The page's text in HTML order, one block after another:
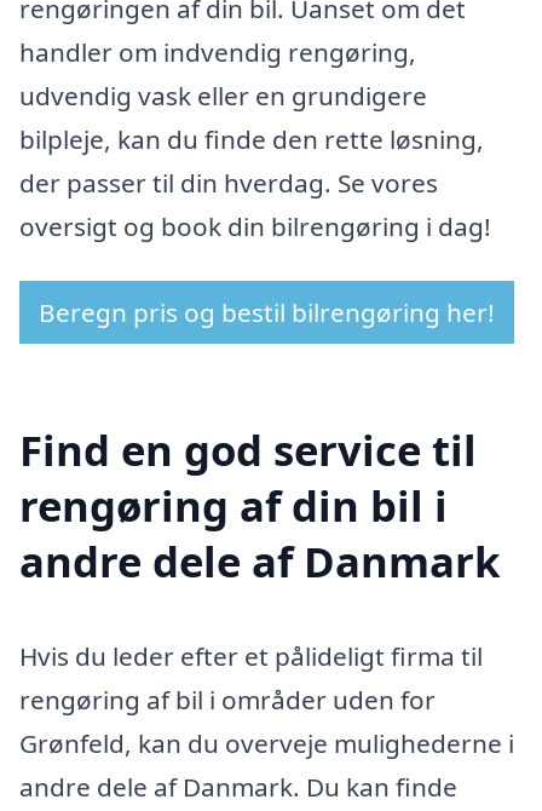
rengøringen af din bil. Uanset om det
handler om indvendig rengøring,
udvendig vask eller en grundigere
bilpleje, kan du finde den rette løsning,
der passer til din hverdag. Se vores
oversigt og book din bilrengøring i dag!
Beregn pris og bestil bilrengøring her!
Find en god service til
rengøring af din bil i
andre dele af Danmark
Hvis du leder efter et pålideligt firma til
rengøring af bil i områder uden for
Grønfeld, kan du overveje mulighederne i
andre dele af Danmark. Du kan finde